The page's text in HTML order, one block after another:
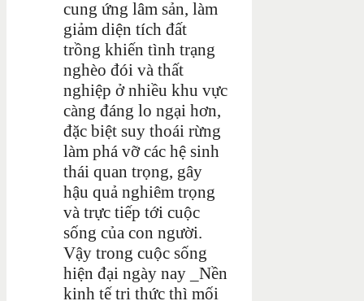
cung ứng lâm sản, làm
giảm diện tích đất
trồng khiến tình trạng
nghèo đói và thất
nghiệp ở nhiều khu vực
càng đáng lo ngại hơn,
đặc biệt suy thoái rừng
làm phá vỡ các hệ sinh
thái quan trọng, gây
hậu quả nghiêm trọng
và trực tiếp tới cuộc
sống của con người.
Vậy trong cuộc sống
hiện đại ngày nay _Nền
kinh tế tri thức thì mối